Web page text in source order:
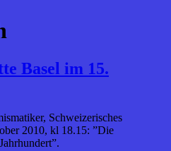
Basel im 15.
Schweizerisches
2010, kl 18.15: ”Die